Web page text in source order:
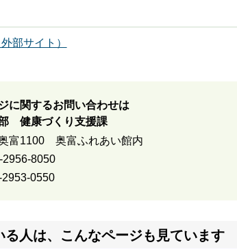
部サイト）
に関するお問い合わせは
健康づくり支援課
富1100 奥富ふれあい館内
2956-8050
2953-0550
る人は、こんなページも見ています